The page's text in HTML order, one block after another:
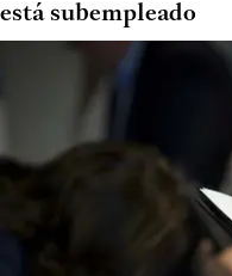
está subempleado